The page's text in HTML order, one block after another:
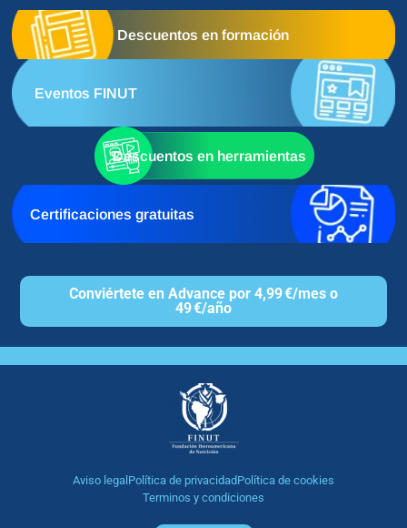
Descuentos en formación
Eventos FINUT
Descuentos en herramientas
Certificaciones gratuitas
Conviértete en Advance por 4,99 €/mes o
49 €/año
Aviso legal Política de privacidadPolítica de cookies
Terminos y condiciones